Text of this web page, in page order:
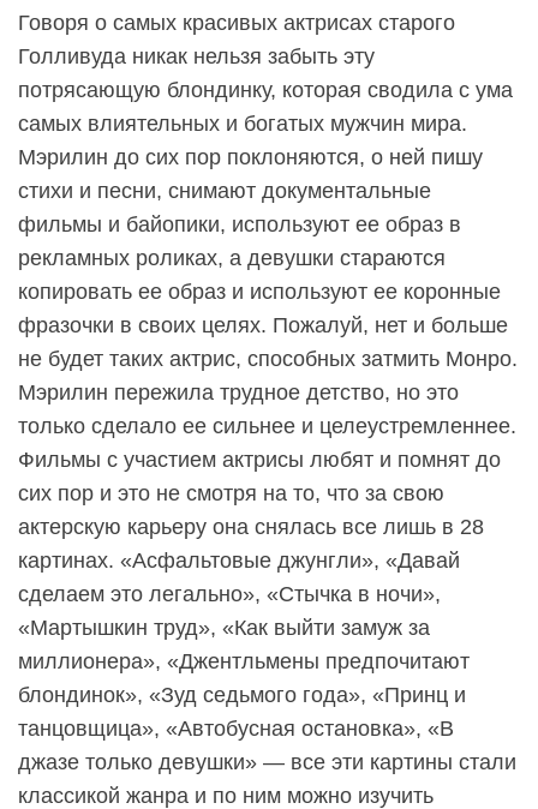
Говоря о самых красивых актрисах старого
Голливуда никак нельзя забыть эту
потрясающую блондинку, которая сводила с ума
самых влиятельных и богатых мужчин мира.
Мэрилин до сих пор поклоняются, о ней пишу
стихи и песни, снимают документальные
фильмы и байопики, используют ее образ в
рекламных роликах, а девушки стараются
копировать ее образ и используют ее коронные
фразочки в своих целях. Пожалуй, нет и больше
не будет таких актрис, способных затмить Монро.
Мэрилин пережила трудное детство, но это
только сделало ее сильнее и целеустремленнее.
Фильмы с участием актрисы любят и помнят до
сих пор и это не смотря на то, что за свою
актерскую карьеру она снялась все лишь в 28
картинах. «Асфальтовые джунгли», «Давай
сделаем это легально», «Стычка в ночи»,
«Мартышкин труд», «Как выйти замуж за
миллионера», «Джентльмены предпочитают
блондинок», «Зуд седьмого года», «Принц и
танцовщица», «Автобусная остановка», «В
джазе только девушки» — все эти картины стали
классикой жанра и по ним можно изучить